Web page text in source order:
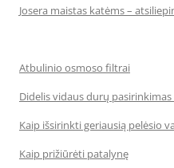
Josera maistas katėms –
Atbulinio osmoso filtrai
Didelis vidaus durų
Kaip išsirinkti geriausią pelėsio
Kaip prižiūrėti patalynę